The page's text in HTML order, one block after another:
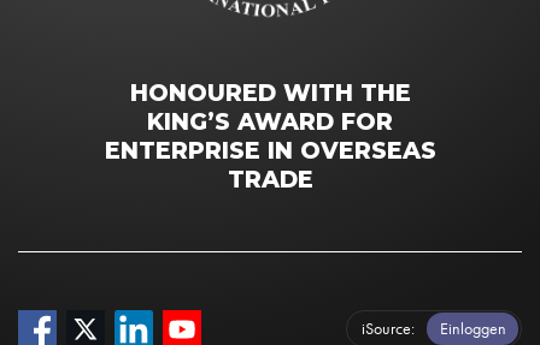
HONOURED WITH THE
KING’S AWARD FOR
ENTERPRISE IN OVERSEAS
TRADE
iSource Einloggen